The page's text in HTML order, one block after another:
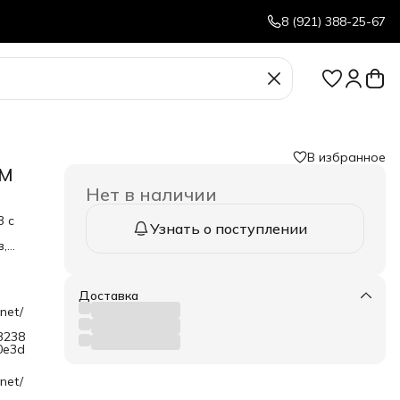
8 (921) 388-25-67
с
мм
В избранное
Нет в наличии
Узнать о поступлении
Доставка